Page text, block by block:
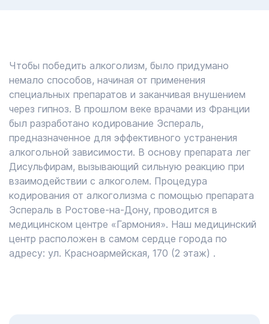
Чтобы победить алкоголизм, было придумано
немало способов, начиная от применения
специальных препаратов и заканчивая внушением
через гипноз. В прошлом веке врачами из Франции
был разработано кодирование Эспераль,
предназначенное для эффективного устранения
алкогольной зависимости. В основу препарата лег
Дисульфирам, вызывающий сильную реакцию при
взаимодействии с алкоголем. Процедура
кодирования от алкоголизма с помощью препарата
Эспераль в Ростове-на-Дону, проводится в
медицинском центре «Гармония». Наш медицинский
центр расположен в самом сердце города по
адресу: ул. Красноармейская, 170 (2 этаж) .